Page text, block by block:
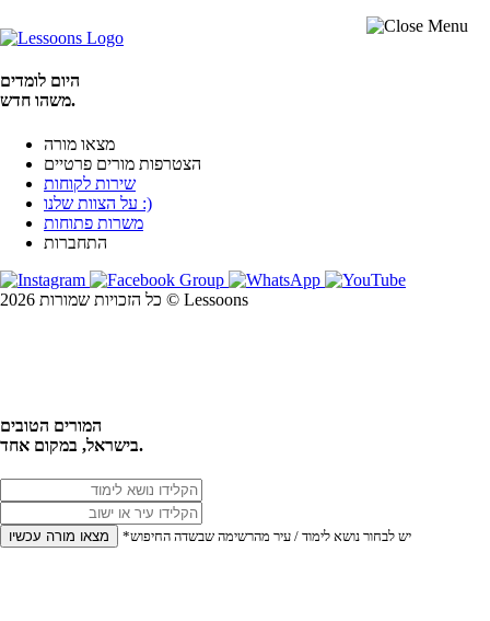
היום לומדים
משהו חדש.
מצאו מורה
הצטרפות מורים פרטיים
שירות לקוחות
על הצוות שלנו :)
משרות פתוחות
התחברות
כל הזכויות שמורות 2026 © Lessoons
המורים הטובים
בישראל, במקום אחד.
מצאו מורה עכשיו *יש לבחור נושא לימוד / עיר מהרשימה שבשדה החיפוש